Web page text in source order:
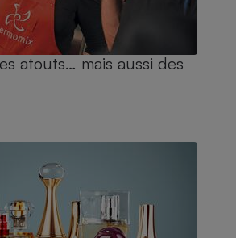
atouts… mais aussi des